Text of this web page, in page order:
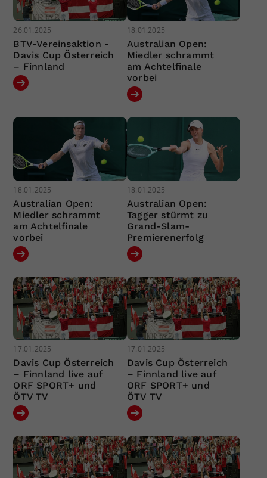
26.01.2025
BTV-Vereinsaktion -
Davis Cup Österreich
– Finnland
18.01.2025
Australian Open:
Miedler schrammt
am Achtelfinale
vorbei
18.01.2025
Australian Open:
Miedler schrammt
am Achtelfinale
vorbei
18.01.2025
Australian Open:
Tagger stürmt zu
Grand-Slam-
Premierenerfolg
17.01.2025
Davis Cup Österreich
– Finnland live auf
ORF SPORT+ und
ÖTV TV
17.01.2025
Davis Cup Österreich
– Finnland live auf
ORF SPORT+ und
ÖTV TV